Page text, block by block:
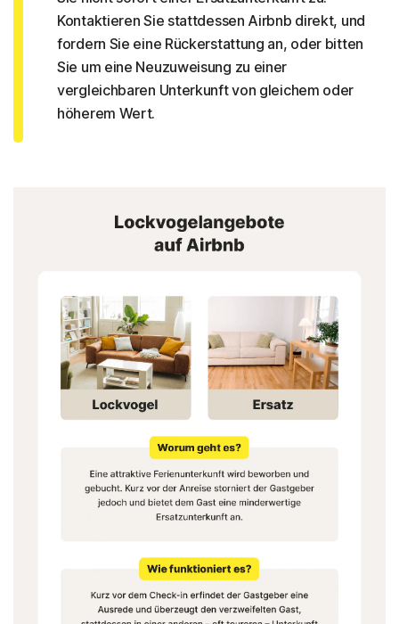
Kontaktieren Sie stattdessen Airbnb direkt, und
fordern Sie eine Rückerstattung an, oder bitten
Sie um eine Neuzuweisung zu einer
vergleichbaren Unterkunft von gleichem oder
höherem Wert.